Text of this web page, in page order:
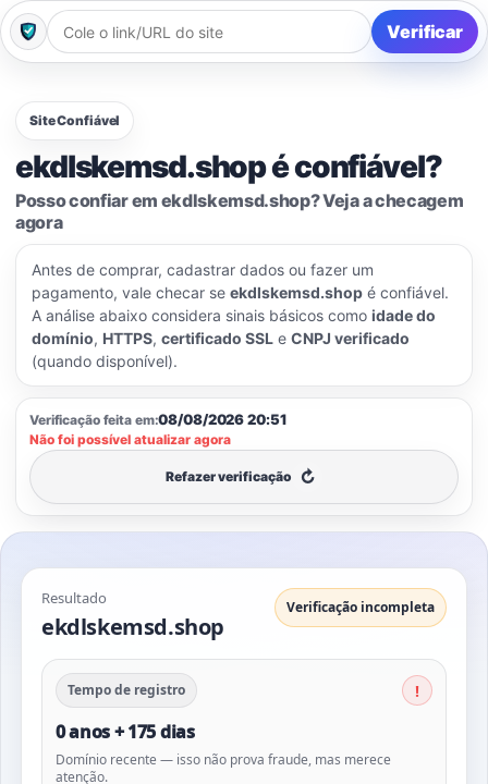
Verificar
Site Confiável
ekdlskemsd.shop é confiável?
Posso confiar em ekdlskemsd.shop? Veja a checagem
agora
Antes de comprar, cadastrar dados ou fazer um
pagamento, vale checar se ekdlskemsd.shop é confiável.
A análise abaixo considera sinais básicos como idade do
domínio, HTTPS, certificado SSL e CNPJ verificado
(quando disponível).
Verificação feita em:08/08/2026 20:51
Não foi possível atualizar agora
Refazer verificação ↻
Resultado
ekdlskemsd.shop
Verificação incompleta
Tempo de registro
0 anos + 175 dias
Domínio recente — isso não prova fraude, mas merece
atenção.